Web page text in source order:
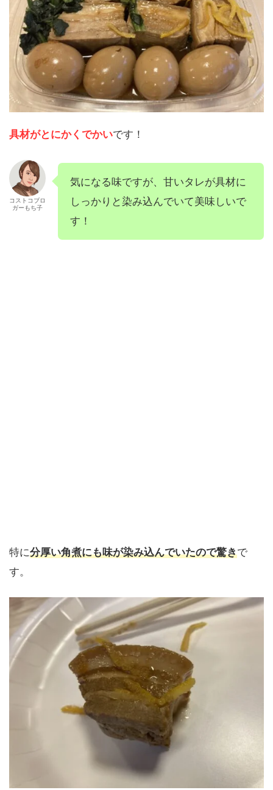
具材がとにかくでかいです！
コストコブロ
ガーもち子
気になる味ですが、甘いタレが具材に
しっかりと染み込んでいて美味しいで
す！
特に分厚い角煮にも味が染み込んでいたので驚きで
す。